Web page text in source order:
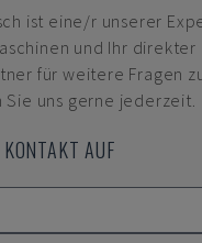
ist eine/r unserer
und Ihr direkter
für weitere Fragen
uns gerne jederzeit.
AUF